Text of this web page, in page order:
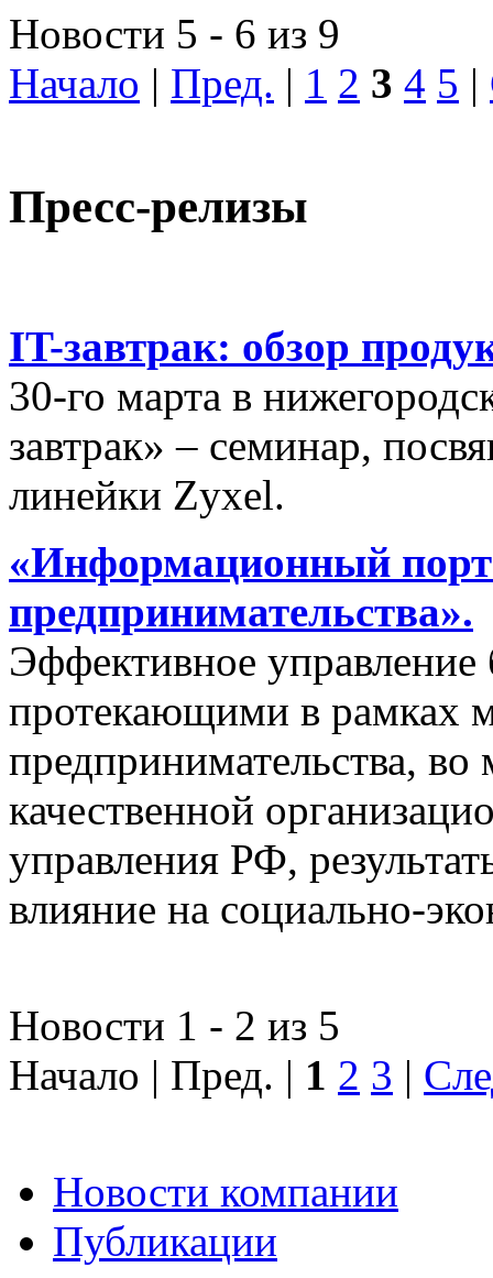
Новости 5 - 6 из 9
Начало | Пред. | 1 2 3 4 5 |
Пресс-релизы
IT-завтрак: обзор
30-го марта в
завтрак» – семинар,
линейки Zyxel.
«Информационный
предпринимательства».
Эффективное управление
протекающими в рамках
предпринимательства,
качественной
управления РФ,
влияние на социально-
Новости 1 - 2 из 5
Начало | Пред. | 1 2 3 |
Новости компании
Публикации